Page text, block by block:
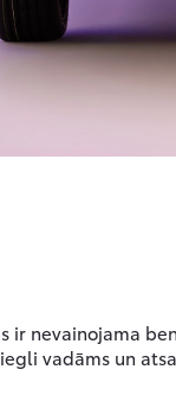
ir nevainojama
vadāms un